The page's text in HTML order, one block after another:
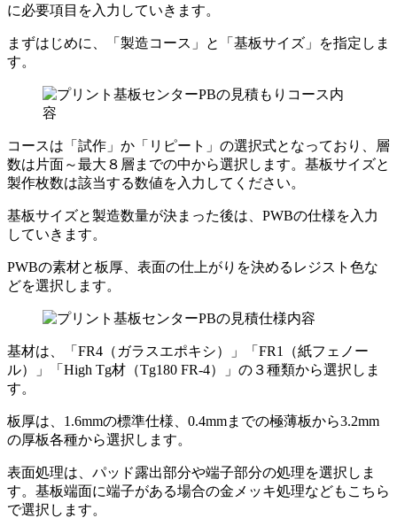
に必要項目を入力していきます。
まずはじめに、「製造コース」と「基板サイズ」を指定しま
す。
コースは 「試作」 か 「リピート」 の選択式となっており、層
数は片面～最大８層までの中から選択します。基板サイズと
製作枚数は該当する数値を入力してください。
基板サイズと製造数量が決まった後は、PWBの仕様を入力
していきます。
PWBの素材と板厚、表面の仕上がりを決めるレジスト色な
どを選択します。
基材は、「FR4（ガラスエポキシ）」「FR1（紙フェノー
ル）」「High Tg材（Tg180 FR-4）」の３種類から選択しま
す。
板厚は、1.6mmの標準仕様、0.4mmまでの極薄板から3.2mm
の厚板各種から選択します。
表面処理は、パッド露出部分や端子部分の処理を選択しま
す。基板端面に端子がある場合の金メッキ処理などもこちら
で選択します。